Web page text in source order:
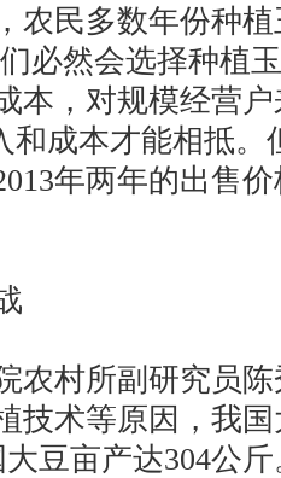
农民多数年份种
必然会选择种植
本，对规模经营
和成本才能相抵。
年两年的出售
村所副研究员陈
技术等原因，我
豆亩产达304公